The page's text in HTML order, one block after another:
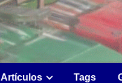
Artículos Tags